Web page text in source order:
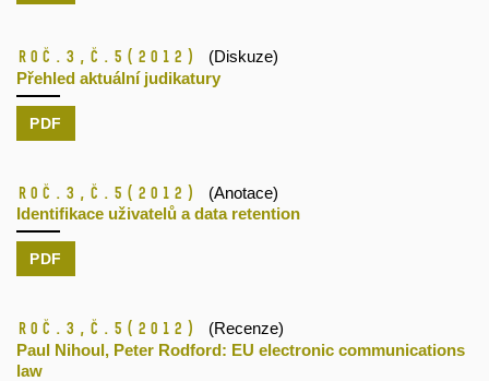
Roč.3, č.5 (2012)
(Diskuze)
Přehled aktuální judikatury
PDF
Roč.3, č.5 (2012)
(Anotace)
Identifikace uživatelů a data retention
PDF
Roč.3, č.5 (2012)
(Recenze)
Paul Nihoul, Peter Rodford: EU electronic communications
law